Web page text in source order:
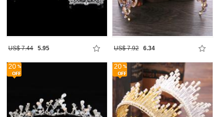
US$ 7.44 5.95 US$ 7.92 6.34
20 20